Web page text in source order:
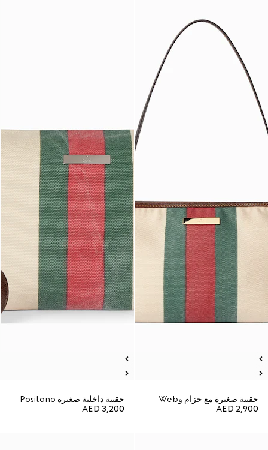
حقيبة صغيرة مع حزام وWeb
AED 2,900
حقيبة داخلية صغيرة Positano
AED 3,200